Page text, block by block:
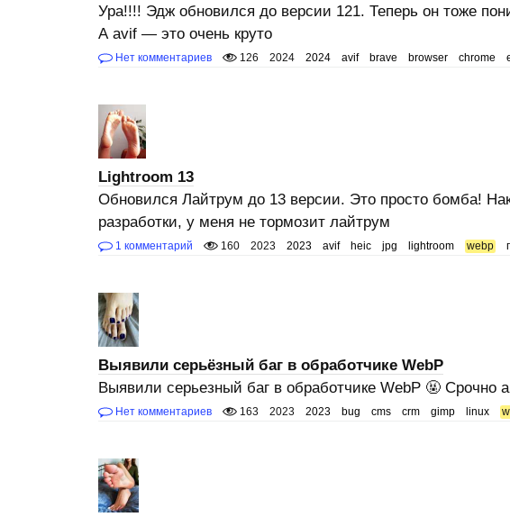
Ура!!!! Эдж обновился до версии 121. Теперь он тоже
А avif — это очень круто
Нет комментариев 126 2024 2024 avif brave browser chrome
Lightroom 13
Обновился Лайтрум до 13 версии. Это просто бомба!
разработки, у меня не тормозит лайтрум
1 комментарий 160 2023 2023 avif heic jpg lightroom webp
Выявили серьёзный баг в обработчике WebP
Выявили серьезный баг в обработчике WebP 🤬 Срочно
Нет комментариев 163 2023 2023 bug cms crm gimp linux